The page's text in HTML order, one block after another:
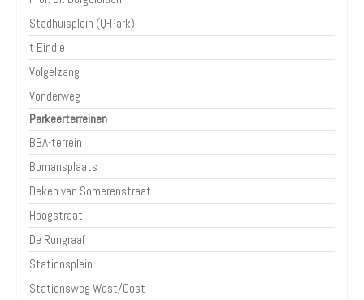
Stadhuisplein (Q-Park)
t Eindje
Volgelzang
Vonderweg
Parkeerterreinen
BBA-terrein
Bomansplaats
Deken van Somerenstraat
Hoogstraat
De Rungraaf
Stationsplein
Stationsweg West/Oost